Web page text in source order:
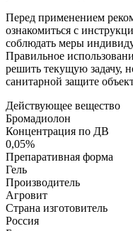
Перед применением
ознакомиться с
соблюдать меры
Правильное
решить текущую задачу,
санитарной защите
Действующее вещество
Бромадиолон
Концентрация по ДВ
0,05%
Препаративная форма
Гель
Производитель
Агровит
Страна изготовитель
Россия